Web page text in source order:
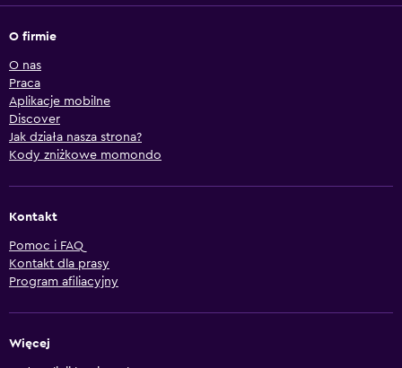
O firmie
O nas
Praca
Aplikacje mobilne
Discover
Jak działa nasza strona?
Kody zniżkowe momondo
Kontakt
Pomoc i FAQ
Kontakt dla prasy
Program afiliacyjny
Więcej